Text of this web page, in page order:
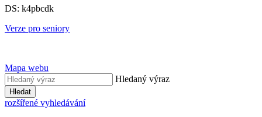
DS: k4pbcdk
Verze pro seniory
Mapa webu
Hledaný výraz
Hledat
rozšířené vyhledávání